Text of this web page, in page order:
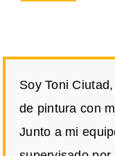
Soy Toni
de pintura con
Junto a mi